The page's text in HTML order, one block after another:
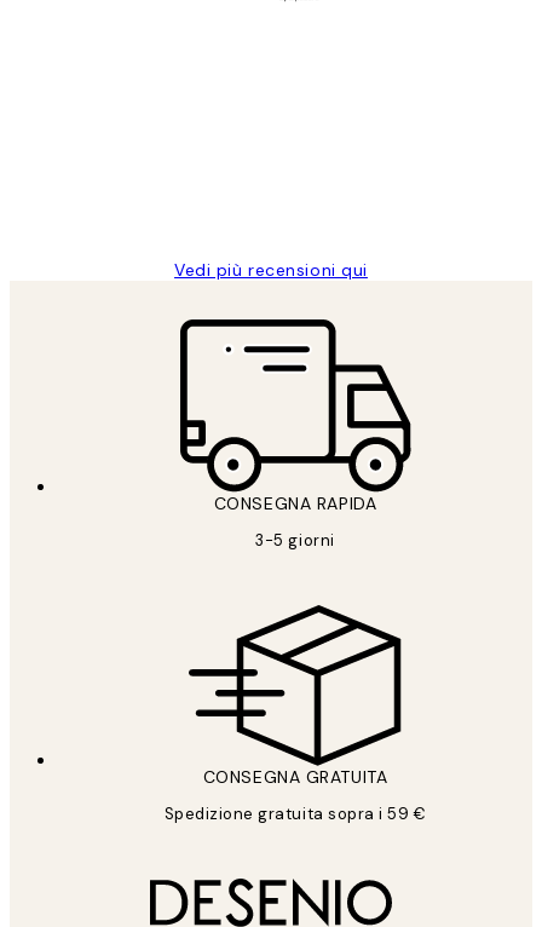
Vedi più recensioni qui
CONSEGNA RAPIDA
3-5 giorni
CONSEGNA GRATUITA
Spedizione gratuita sopra i 59 €